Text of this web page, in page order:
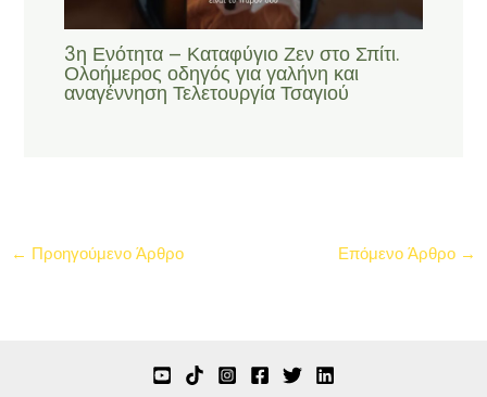
3η Ενότητα – Καταφύγιο Ζεν στο Σπίτι.
Ολοήμερος οδηγός για γαλήνη και
αναγέννηση Τελετουργία Τσαγιού
← Προηγούμενο Άρθρο Επόμενο Άρθρο →